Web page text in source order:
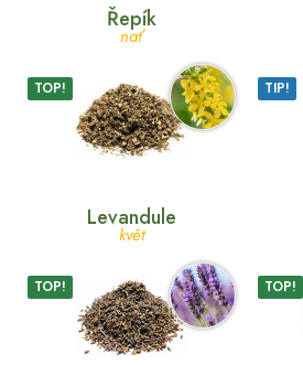
Řepík
nať
TOP! TIP!
Levandule
květ
TOP! TOP!